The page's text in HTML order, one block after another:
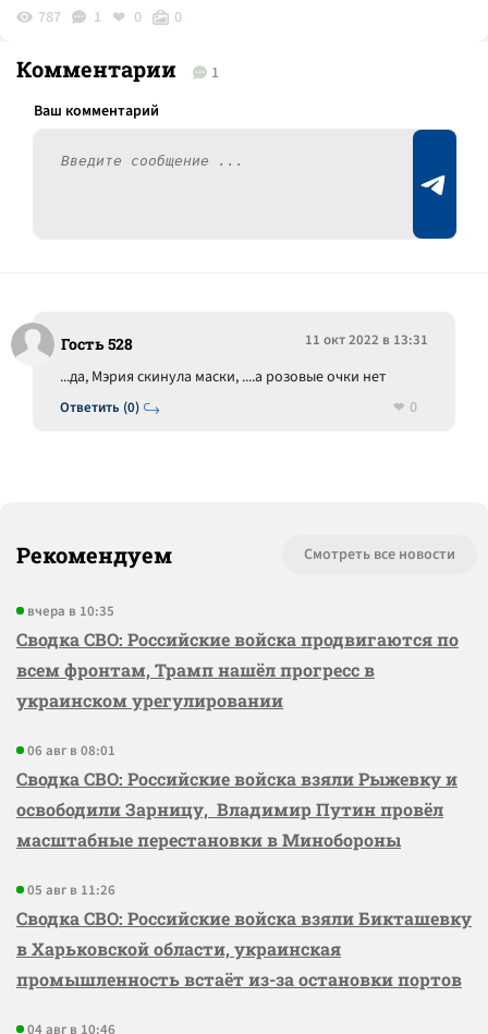
787 1 0 0
Комментарии 1
Гость 528 11 окт 2022 в 13:31
Ответить (0)
...да, Мэрия скинула маски, ....а розовые очки нет
0
Рекомендуем Смотреть все новости
вчера в 10:35
Сводка СВО: Российские войска продвигаются по
всем фронтам, Трамп нашёл прогресс в
украинском урегулировании
06 авг в 08:01
Сводка СВО: Российские войска взяли Рыжевку и
освободили Зарницу, Владимир Путин провёл
масштабные перестановки в Минобороны
05 авг в 11:26
Сводка СВО: Российские войска взяли Бикташевку
в Харьковской области, украинская
промышленность встаёт из-за остановки портов
04 авг в 10:46